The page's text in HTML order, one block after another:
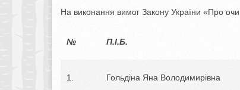
На виконання вимог Закону України «Про
№ П.І.Б.
1. Гольдіна Яна Володимирівна